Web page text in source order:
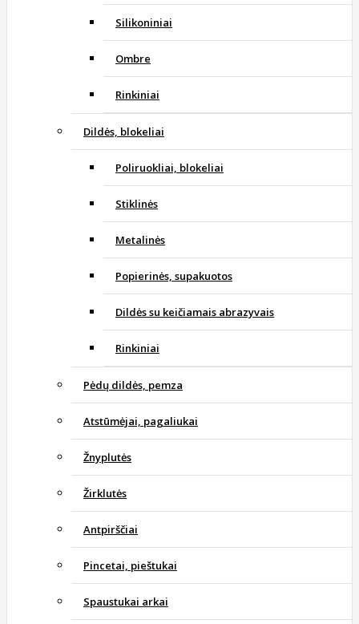
Silikoniniai
Ombre
Rinkiniai
Dildės, blokeliai
Poliruokliai, blokeliai
Stiklinės
Metalinės
Popierinės, supakuotos
Dildės su keičiamais abrazyvais
Rinkiniai
Pėdų dildės, pemza
Atstūmėjai, pagaliukai
Žnyplutės
Žirklutės
Antpirščiai
Pincetai, pieštukai
Spaustukai arkai